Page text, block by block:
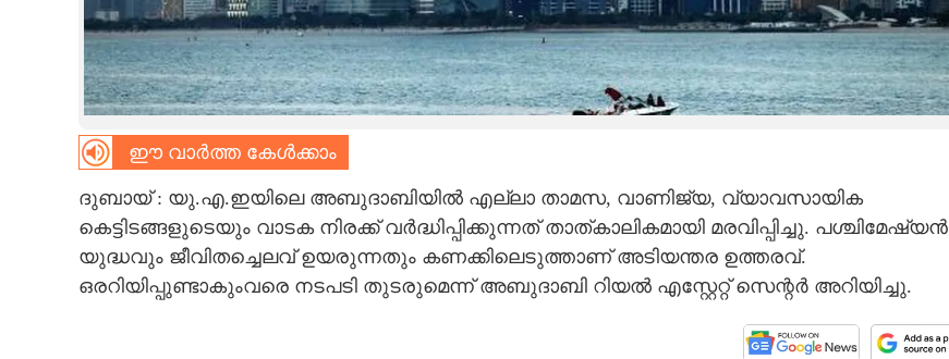
CARTOONS
LITERATURE
ഈ വാർത്ത കേൾക്കാം
ദുബായ് : യു.എ.ഇയിലെ അബുദാബിയിൽ എല്ലാ താമസ,​ വാണിജ്യ,​ വ്യാവസായിക
കെട്ടിടങ്ങളുടെയും വാടക നിരക്ക് വർദ്ധിപ്പിക്കുന്നത് താത്കാലികമായി മരവിപ്പിച്ചു. പശ്ചിമേഷ്യൻ
യുദ്ധവും ജീവിതച്ചെലവ് ഉയരുന്നതും കണക്കിലെടുത്താണ് അടിയന്തര ഉത്തരവ്.
ഒരറിയിപ്പുണ്ടാകുംവരെ നടപടി തുടരുമെന്ന് അബുദാബി റിയൽ എസ്റ്റേറ്റ് സെന്റർ അറിയിച്ചു.